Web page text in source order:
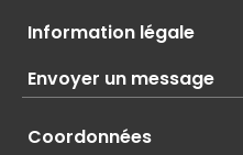
Information légale
Envoyer un message
Coordonnées